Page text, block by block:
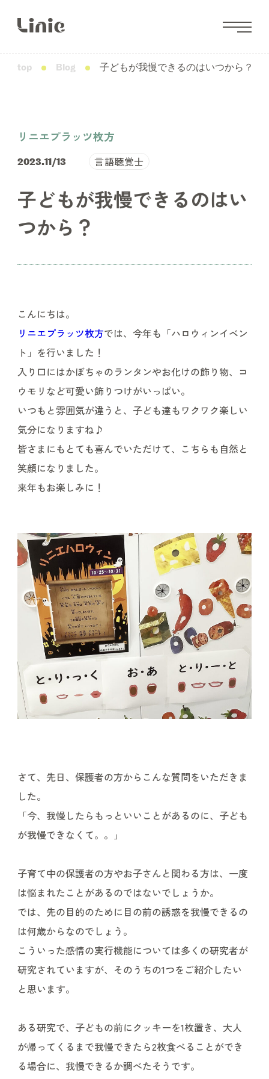
top Blog 子どもが我慢できるのはいつから？
リニエプラッツ枚方
2023.11/13 言語聴覚士
子どもが我慢できるのはい
つから？
こんにちは。
リニエプラッツ枚方では、今年も「ハロウィンイベン
ト」を行いました！
入り口にはかぼちゃのランタンやお化けの飾り物、コ
ウモリなど可愛い飾りつけがいっぱい。
いつもと雰囲気が違うと、子ども達もワクワク楽しい
気分になりますね♪
皆さまにもとても喜んでいただけて、こちらも自然と
笑顔になりました。
来年もお楽しみに！
さて、先日、保護者の方からこんな質問をいただきま
した。
「今、我慢したらもっといいことがあるのに、子ども
が我慢できなくて。。」
子育て中の保護者の方やお子さんと関わる方は、一度
は悩まれたことがあるのではないでしょうか。
では、先の目的のために目の前の誘惑を我慢できるの
は何歳からなのでしょう。
こういった感情の実行機能については多くの研究者が
研究されていますが、そのうちの1つをご紹介したい
と思います。
ある研究で、子どもの前にクッキーを1枚置き、大人
が帰ってくるまで我慢できたら2枚食べることができ
る場合に、我慢できるか調べたそうです。